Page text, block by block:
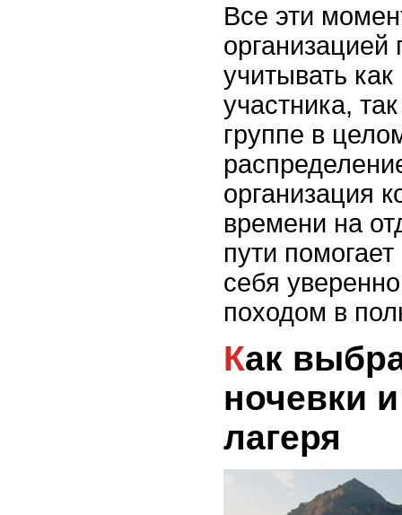
Все эти
организацией
учитывать
участника,
группе в
организация
времени на
пути помогает
себя
походом в
Как выбрать место для
ночевки
лагеря